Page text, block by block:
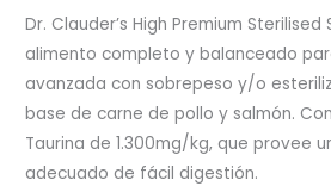
de
S/
Dr. Clauder’s High Premium Sterilised
alimento completo y balanceado
avanzada con sobrepeso y/o
base de carne de pollo y salmón.
Taurina de 1.300mg/kg, que provee
adecuado de fácil digestión.